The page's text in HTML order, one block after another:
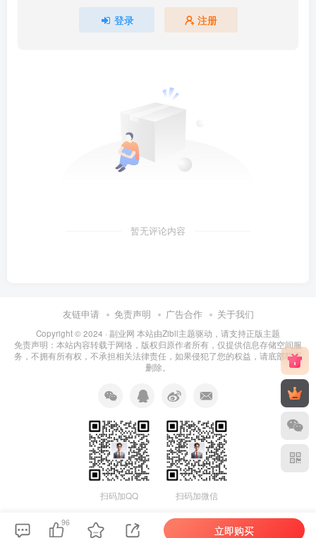
登录 注册
暂无评论内容
友链申请 免责声明 广告合作 关于我们
Copyright © 2024 · 副业网 本站由Zibll主题驱动，请支持正版主题
免责声明：本站内容转载于网络，版权归原作者所有，仅提供信息存储空间服
务，不拥有所有权，不承担相关法律责任，如果侵犯了您的权益，请底部联系
删除。
扫码加QQ 扫码加微信
96
立即购买